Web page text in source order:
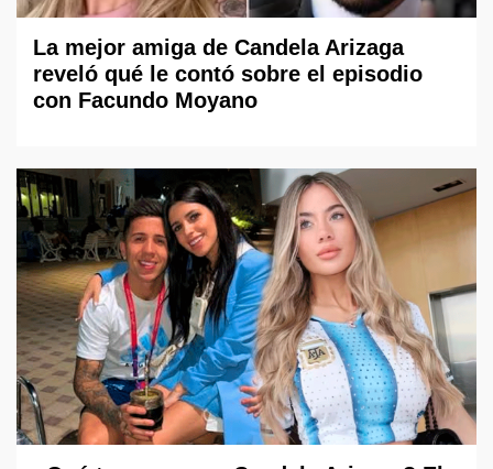
La mejor amiga de Candela Arizaga
reveló qué le contó sobre el episodio
con Facundo Moyano